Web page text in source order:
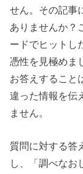
せん。その記事
ありませんか？
ードでヒットし
憑性を見極めま
お答えすること
違った情報を伝
ません。
質問に対する答
し、「調べなお